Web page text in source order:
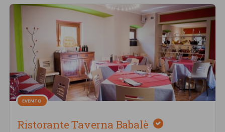
EVENTO
Ristorante Taverna Babalè